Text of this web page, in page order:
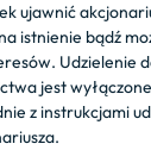
ujawnić
istnienie bądź
Udzielenie
jest
z instrukcjami